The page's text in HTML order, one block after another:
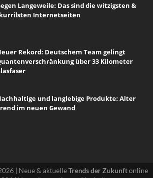
Langeweile: Das sind die witzigsten &
Internetseiten
Rekord: Deutschem Team gelingt
über 33 Kilometer
und langlebige Produkte: Alter
im neuen Gewand
| Neue & aktuelleTrends der Zukunftonline